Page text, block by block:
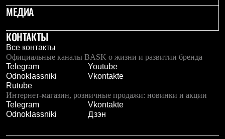
Чуни
Уход за обувью
Аксессуары
Головные уборы
Шапки
Балаклавы и маски
Кепки и бейсболки
Повязки
Шарфы
Панамы
Перчатки и рукавицы
Перчатки
Носки
МЕДИА
КОНТАКТЫ
Все контакты
Официальные каналы BASK о жизни и развитии бренда
Telegram
Youtube
Odnoklassniki
Vkontakte
Rutube
Интернет-магазин, розничные продажи: новинки и акции
Telegram
Vkontakte
Odnoklassniki
Дзэн